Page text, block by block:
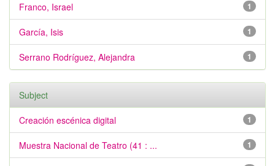
1
Franco, Israel
1
García, Isis
1
Serrano Rodríguez, Alejandra
Subject
1
Creación escénica digital
1
Muestra Nacional de Teatro (41 : ...